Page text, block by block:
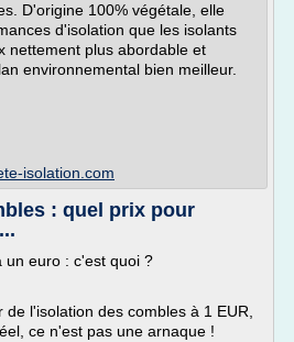
D'origine 100% végétale, elle
d'isolation que les isolants
nettement plus abordable et
environnemental bien meilleur.
isolation.com
: quel prix pour
un euro : c'est quoi ?
l'isolation des combles à 1 EUR,
ce n'est pas une arnaque !